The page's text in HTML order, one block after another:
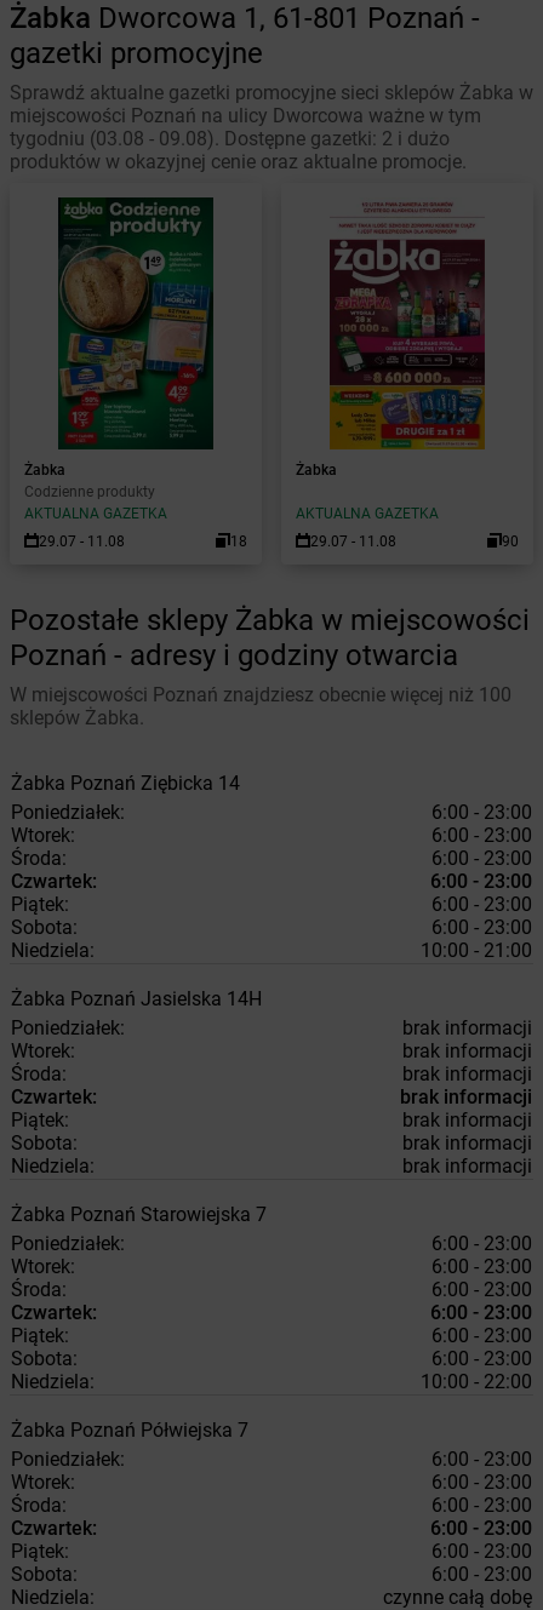
Żabka Dworcowa 1, 61-801 Poznań -
gazetki promocyjne
Sprawdź aktualne gazetki promocyjne sieci sklepów Żabka w
miejscowości Poznań na ulicy Dworcowa ważne w tym
tygodniu (03.08 - 09.08). Dostępne gazetki: 2 i dużo
produktów w okazyjnej cenie oraz aktualne promocje.
Żabka
Codzienne produkty
AKTUALNA GAZETKA
29.07 - 11.08
18
Żabka
AKTUALNA GAZETKA
29.07 - 11.08
90
Pozostałe sklepy Żabka w miejscowości
Poznań - adresy i godziny otwarcia
W miejscowości Poznań znajdziesz obecnie więcej niż 100
sklepów Żabka.
Żabka Poznań Ziębicka 14
Poniedziałek:
6:00 - 23:00
Wtorek:
6:00 - 23:00
Środa:
6:00 - 23:00
Czwartek:
6:00 - 23:00
Piątek:
6:00 - 23:00
Sobota:
6:00 - 23:00
Niedziela:
10:00 - 21:00
Żabka Poznań Jasielska 14H
Poniedziałek:
brak informacji
Wtorek:
brak informacji
Środa:
brak informacji
Czwartek:
brak informacji
Piątek:
brak informacji
Sobota:
brak informacji
Niedziela:
brak informacji
Żabka Poznań Starowiejska 7
Poniedziałek:
6:00 - 23:00
Wtorek:
6:00 - 23:00
Środa:
6:00 - 23:00
Czwartek:
6:00 - 23:00
Piątek:
6:00 - 23:00
Sobota:
6:00 - 23:00
Niedziela:
10:00 - 22:00
Żabka Poznań Półwiejska 7
Poniedziałek:
6:00 - 23:00
Wtorek:
6:00 - 23:00
Środa:
6:00 - 23:00
Czwartek:
6:00 - 23:00
Piątek:
6:00 - 23:00
Sobota:
6:00 - 23:00
Niedziela:
czynne całą dobę